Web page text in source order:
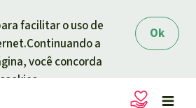
Ok
facilitar o uso de
a
você concorda